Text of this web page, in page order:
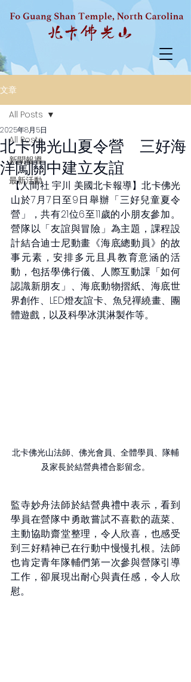
文章
All Posts
新聞報導
最新活動
All Posts
北卡佛光山夏令營 三好海
洋闖關中建立友誼
2025年8月5日
【人間社 宇川 美國北卡報導】北卡佛光
山於7月7日至9日舉辦「三好兒童夏令
營」，共有21位6至11歲的小朋友參加。
營隊以「友誼與冒險」為主題，課程設
計結合迪士尼動畫《海底總動員》的故
事元素，安排多元且具教育意涵的活
動，包括學佛行儀、人際互動課「如何
認識新朋友」、海底動物摺紙、海底世
界創作、LED燈友誼卡、魚兒禪繞畫、團
體遊戲，以及科學冰淇淋製作等。
北卡佛光山法師、佛光會員、全體學員、隊輔
及家長於結營典禮合影留念。
監寺妙舟法師於結營典禮中表示，看到
學員在營隊中勇敢嘗試不喜歡的蔬菜、
主動協助齋堂整理，令人欣喜，也感受
到三好精神已在行動中慢慢扎根。法師
也肯定青年隊輔們第一次參與營隊引導
工作，卻展現出耐心與責任感，令人欣
慰。